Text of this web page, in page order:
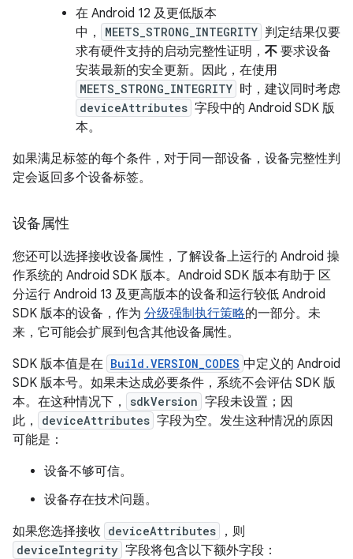
在 Android 12 及更低版本
中，
MEETS_STRONG_INTEGRITY 判定结果仅要
求有硬件支持的启动完整性证明， 不 要求设备
安装最新的安全更新。因此，在使用
MEETS_STRONG_INTEGRITY 时，建议同时考虑
deviceAttributes 字段中的 Android SDK 版
本。
如果满足标签的每个条件，对于同一部设备，设备完整性判
定会返回多个设备标签。
设备属性
您还可以选择接收设备属性，了解设备上运行的 Android 操
作系统的 Android SDK 版本。Android SDK 版本有助于 区
分运行 Android 13 及更高版本的设备和运行较低 Android
SDK 版本的设备，作为 分级强制执行策略的一部分。未
来，它可能会扩展到包含其他设备属性。
SDK 版本值是在 Build.VERSION_CODES 中定义的 Android
SDK 版本号。如果未达成必要条件，系统不会评估 SDK 版
本。在这种情况下，
sdkVersion 字段未设置；因
此，
deviceAttributes 字段为空。发生这种情况的原因
可能是：
设备不够可信。
设备存在技术问题。
如果您选择接收 deviceAttributes ，则
deviceIntegrity 字段将包含以下额外字段：